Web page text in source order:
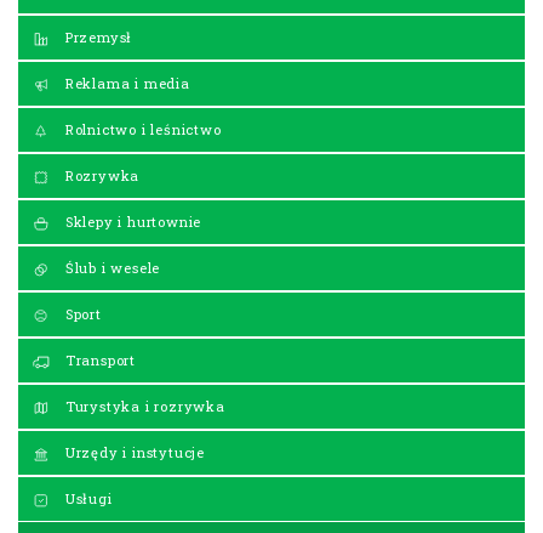
Przemysł
Reklama i media
Rolnictwo i leśnictwo
Rozrywka
Sklepy i hurtownie
Ślub i wesele
Sport
Transport
Turystyka i rozrywka
Urzędy i instytucje
Usługi